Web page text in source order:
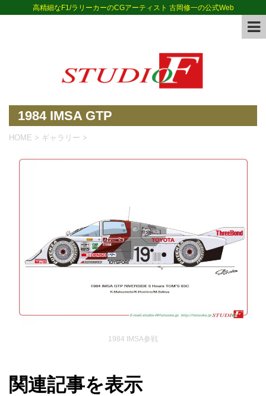
高精細なF1/ラリーカーのCGアーティスト 古岡修一の公式Web
1984 IMSA GTP
HOME > ギャラリー >
1984 IMSA参戦
関連記事を表示